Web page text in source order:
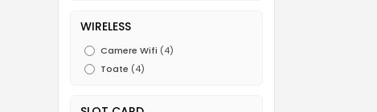
WIRELESS
Camere Wifi (4)
Toate (4)